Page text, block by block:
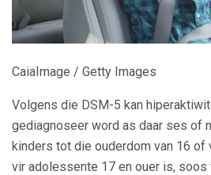
CaiaImage / Getty Images
Volgens die DSM-5 kan
gediagnoseer word as daar ses of
kinders tot die ouderdom van 16
vir adolessente 17 en ouer is, soos